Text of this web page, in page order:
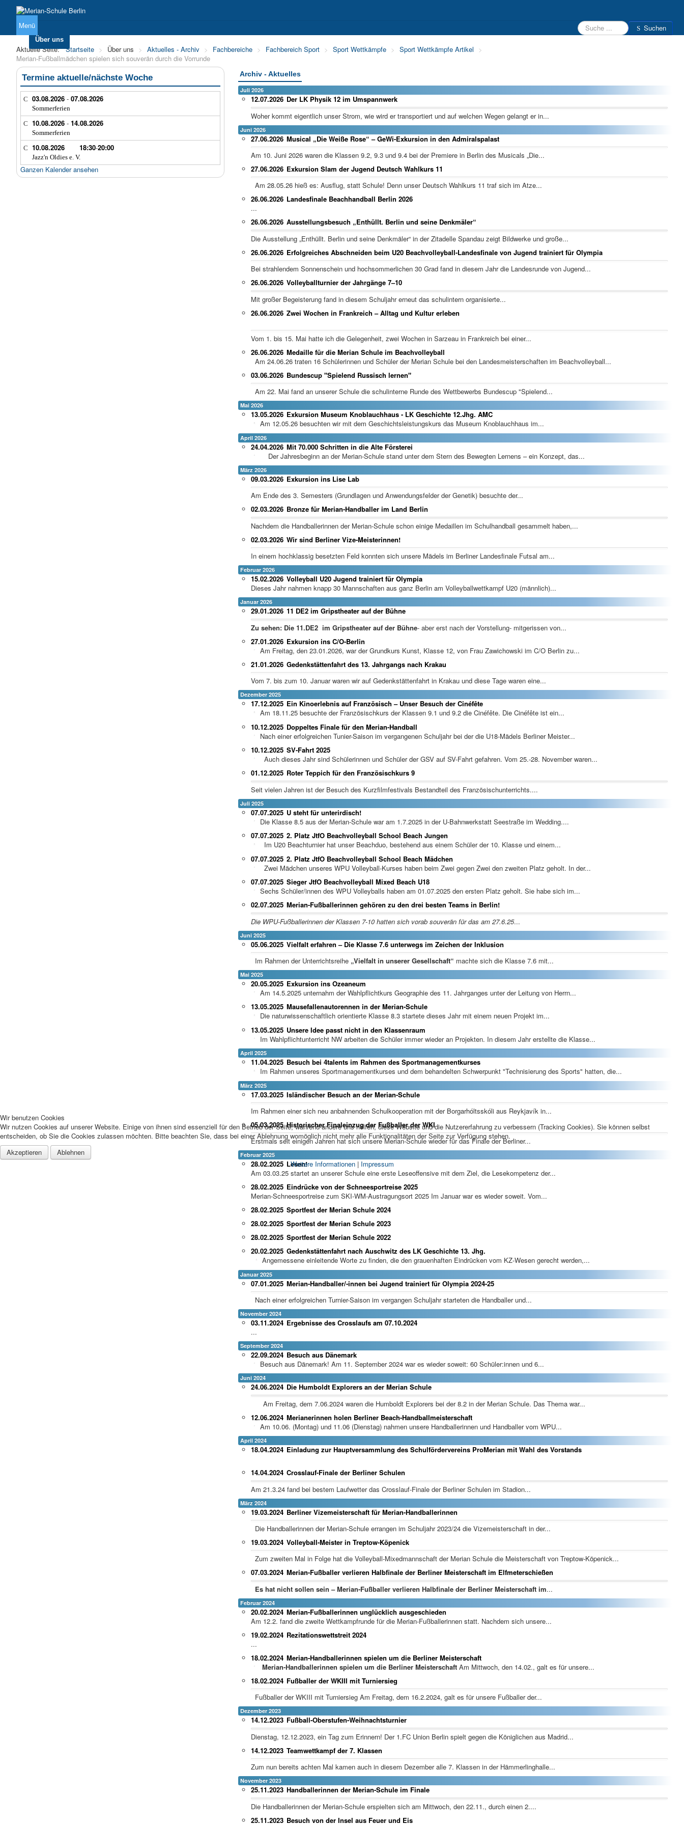
Suchen Suchen
Menü
Über uns
Aktuelle Seite: Startseite > Über uns > Aktuelles - Archiv > Fachbereiche > Fachbereich Sport > Sport Wettkämpfe > Sport Wettkämpfe Artikel
>
Merian-Fußballmädchen spielen sich souverän durch die Vorrunde
Termine aktuelle/nächste Woche
03.08.2026 - 07.08.2026
Sommerferien
10.08.2026 - 14.08.2026
Sommerferien
10.08.2026 18:30-20:00
Jazz'n Oldies e. V.
Ganzen Kalender ansehen
Archiv - Aktuelles
Juli 2026
Der LK Physik 12 im Umspannwerk
12.07.2026
Woher kommt eigentlich unser Strom, wie wird er transportiert und auf welchen Wegen gelangt er in...
Juni 2026
Musical „Die Weiße Rose“ – GeWi-Exkursion in den Admiralspalast
27.06.2026
Am 10. Juni 2026 waren die Klassen 9.2, 9.3 und 9.4 bei der Premiere in Berlin des Musicals „Die...
Exkursion Slam der Jugend Deutsch Wahlkurs 11
27.06.2026
Am 28.05.26 hieß es: Ausflug, statt Schule! Denn unser Deutsch Wahlkurs 11 traf sich im Atze...
Landesfinale Beachhandball Berlin 2026
26.06.2026
...
Ausstellungsbesuch „Enthüllt. Berlin und seine Denkmäler“
26.06.2026
Die Ausstellung „Enthüllt. Berlin und seine Denkmäler“ in der Zitadelle Spandau zeigt Bildwerke und große...
Erfolgreiches Abschneiden beim U20 Beachvolleyball-Landesfinale von Jugend trainiert für Olympia
26.06.2026
Bei strahlendem Sonnenschein und hochsommerlichen 30 Grad fand in diesem Jahr die Landesrunde von Jugend...
Volleyballturnier der Jahrgänge 7–10
26.06.2026
Mit großer Begeisterung fand in diesem Schuljahr erneut das schulintern organisierte...
Zwei Wochen in Frankreich – Alltag und Kultur erleben
26.06.2026
Vom 1. bis 15. Mai hatte ich die Gelegenheit, zwei Wochen in Sarzeau in Frankreich bei einer...
Medaille für die Merian Schule im Beachvolleyball
26.06.2026
Am 24.06.26 traten 16 Schülerinnen und Schüler der Merian Schule bei den Landesmeisterschaften im Beachvolleyball...
Bundescup "Spielend Russisch lernen"
03.06.2026
Am 22. Mai fand an unserer Schule die schulinterne Runde des Wettbewerbs Bundescup "Spielend...
Mai 2026
Exkursion Museum Knoblauchhaus - LK Geschichte 12.Jhg. AMC
13.05.2026
Am 12.05.26 besuchten wir mit dem Geschichtsleistungskurs das Museum Knoblauchhaus im...
April 2026
Mit 70.000 Schritten in die Alte Försterei
24.04.2026
Der Jahresbeginn an der Merian-Schule stand unter dem Stern des Bewegten Lernens – ein Konzept, das...
März 2026
Exkursion ins Lise Lab
09.03.2026
Am Ende des 3. Semesters (Grundlagen und Anwendungsfelder der Genetik) besuchte der...
Bronze für Merian-Handballer im Land Berlin
02.03.2026
Nachdem die Handballerinnen der Merian-Schule schon einige Medaillen im Schulhandball gesammelt haben,...
Wir sind Berliner Vize-Meisterinnen!
02.03.2026
In einem hochklassig besetzten Feld konnten sich unsere Mädels im Berliner Landesfinale Futsal am...
Februar 2026
Volleyball U20 Jugend trainiert für Olympia
15.02.2026
Dieses Jahr nahmen knapp 30 Mannschaften aus ganz Berlin am Volleyballwettkampf U20 (männlich)...
Januar 2026
11 DE2 im Gripstheater auf der Bühne
29.01.2026
Zu sehen: Die 11.DE2 im Gripstheater auf der Bühne- aber erst nach der Vorstellung- mitgerissen von...
Exkursion ins C/O-Berlin
27.01.2026
Am Freitag, den 23.01.2026, war der Grundkurs Kunst, Klasse 12, von Frau Zawichowski im C/O Berlin zu...
Gedenkstättenfahrt des 13. Jahrgangs nach Krakau
21.01.2026
Vom 7. bis zum 10. Januar waren wir auf Gedenkstättenfahrt in Krakau und diese Tage waren eine...
Dezember 2025
Ein Kinoerlebnis auf Französisch – Unser Besuch der Cinéfête
17.12.2025
Am 18.11.25 besuchte der Französischkurs der Klassen 9.1 und 9.2 die Cinéfête. Die Cinéfête ist ein...
Doppeltes Finale für den Merian-Handball
10.12.2025
Nach einer erfolgreichen Tunier-Saison im vergangenen Schuljahr bei der die U18-Mädels Berliner Meister...
SV-Fahrt 2025
10.12.2025
Auch dieses Jahr sind Schülerinnen und Schüler der GSV auf SV-Fahrt gefahren. Vom 25.-28. November waren...
Roter Teppich für den Französischkurs 9
01.12.2025
Seit vielen Jahren ist der Besuch des Kurzfilmfestivals Bestandteil des Französischunterrichts....
Juli 2025
U steht für unterirdisch!
07.07.2025
Die Klasse 8.5 aus der Merian-Schule war am 1.7.2025 in der U-Bahnwerkstatt Seestraße im Wedding....
2. Platz JtfO Beachvolleyball School Beach Jungen
07.07.2025
Im U20 Beachturnier hat unser Beachduo, bestehend aus einem Schüler der 10. Klasse und einem...
2. Platz JtfO Beachvolleyball School Beach Mädchen
07.07.2025
Zwei Mädchen unseres WPU Volleyball-Kurses haben beim Zwei gegen Zwei den zweiten Platz geholt. In der...
Sieger JtfO Beachvolleyball Mixed Beach U18
07.07.2025
Sechs Schüler/innen des WPU Volleyballs haben am 01.07.2025 den ersten Platz geholt. Sie habe sich im...
Merian-Fußballerinnen gehören zu den drei besten Teams in Berlin!
02.07.2025
Die WPU-Fußballerinnen der Klassen 7-10 hatten sich vorab souverän für das am 27.6.25...
Juni 2025
Vielfalt erfahren – Die Klasse 7.6 unterwegs im Zeichen der Inklusion
05.06.2025
Im Rahmen der Unterrichtsreihe „Vielfalt in unserer Gesellschaft“ machte sich die Klasse 7.6 mit...
Mai 2025
Exkursion ins Ozeaneum
20.05.2025
Am 14.5.2025 unternahm der Wahlpflichtkurs Geographie des 11. Jahrganges unter der Leitung von Herrn...
Mausefallenautorennen in der Merian-Schule
13.05.2025
Die naturwissenschaftlich orientierte Klasse 8.3 startete dieses Jahr mit einem neuen Projekt im...
Unsere Idee passt nicht in den Klassenraum
13.05.2025
Im Wahlpflichtunterricht NW arbeiten die Schüler immer wieder an Projekten. In diesem Jahr erstellte die Klasse...
April 2025
Besuch bei 4talents im Rahmen des Sportmanagementkurses
11.04.2025
Im Rahmen unseres Sportmanagementkurses und dem behandelten Schwerpunkt "Technisierung des Sports" hatten, die...
März 2025
Isländischer Besuch an der Merian-Schule
17.03.2025
Im Rahmen einer sich neu anbahnenden Schulkooperation mit der Borgarhóltsskóli aus Reykjavík in...
Historischer Finaleinzug der Fußballer der WKI
05.03.2025
Erstmals seit einigen Jahren hat sich unsere Merian-Schule wieder für das Finale der Berliner...
Februar 2025
Lesen!
28.02.2025
Am 03.03.25 startet an unserer Schule eine erste Leseoffensive mit dem Ziel, die Lesekompetenz der...
Eindrücke von der Schneesportreise 2025
28.02.2025
Merian-Schneesportreise zum SKI-WM-Austragungsort 2025 Im Januar war es wieder soweit. Vom...
Sportfest der Merian Schule 2024
28.02.2025
Sportfest der Merian Schule 2023
28.02.2025
Sportfest der Merian Schule 2022
28.02.2025
Gedenkstättenfahrt nach Auschwitz des LK Geschichte 13. Jhg.
20.02.2025
Angemessene einleitende Worte zu finden, die den grauenhaften Eindrücken vom KZ-Wesen gerecht werden,...
Januar 2025
Merian-Handballer/-innen bei Jugend trainiert für Olympia 2024-25
07.01.2025
Nach einer erfolgreichen Turnier-Saison im vergangen Schuljahr starteten die Handballer und...
November 2024
Ergebnisse des Crosslaufs am 07.10.2024
03.11.2024
...
September 2024
Besuch aus Dänemark
22.09.2024
Besuch aus Dänemark! Am 11. September 2024 war es wieder soweit: 60 Schüler:innen und 6...
Juni 2024
Die Humboldt Explorers an der Merian Schule
24.06.2024
Am Freitag, dem 7.06.2024 waren die Humboldt Explorers bei der 8.2 in der Merian Schule. Das Thema war...
Merianerinnen holen Berliner Beach-Handballmeisterschaft
12.06.2024
Am 10.06. (Montag) und 11.06 (Dienstag) nahmen unsere Handballerinnen und Handballer vom WPU...
April 2024
Einladung zur Hauptversammlung des Schulfördervereins ProMerian mit Wahl des Vorstands
18.04.2024
Crosslauf-Finale der Berliner Schulen
14.04.2024
Am 21.3.24 fand bei bestem Laufwetter das Crosslauf-Finale der Berliner Schulen im Stadion...
März 2024
Berliner Vizemeisterschaft für Merian-Handballerinnen
19.03.2024
Die Handballerinnen der Merian-Schule errangen im Schuljahr 2023/24 die Vizemeisterschaft in der...
Volleyball-Meister in Treptow-Köpenick
19.03.2024
Zum zweiten Mal in Folge hat die Volleyball-Mixedmannschaft der Merian Schule die Meisterschaft von Treptow-Köpenick...
Merian-Fußballer verlieren Halbfinale der Berliner Meisterschaft im Elfmeterschießen
07.03.2024
Es hat nicht sollen sein – Merian-Fußballer verlieren Halbfinale der Berliner Meisterschaft im...
Februar 2024
Merian-Fußballerinnen unglücklich ausgeschieden
20.02.2024
Am 12.2. fand die zweite Wettkampfrunde für die Merian-Fußballerinnen statt. Nachdem sich unsere...
Rezitationswettstreit 2024
19.02.2024
...
Merian-Handballerinnen spielen um die Berliner Meisterschaft
18.02.2024
Merian-Handballerinnen spielen um die Berliner Meisterschaft Am Mittwoch, den 14.02., galt es für unsere...
Fußballer der WKIII mit Turniersieg
18.02.2024
Fußballer der WKIII mit Turniersieg Am Freitag, dem 16.2.2024, galt es für unsere Fußballer der...
Dezember 2023
Fußball-Oberstufen-Weihnachtsturnier
14.12.2023
Dienstag, 12.12.2023, ein Tag zum Erinnern! Der 1.FC Union Berlin spielt gegen die Königlichen aus Madrid...
Teamwettkampf der 7. Klassen
14.12.2023
Zum nun bereits achten Mal kamen auch in diesem Dezember alle 7. Klassen in der Hämmerlinghalle...
November 2023
Handballerinnen der Merian-Schule im Finale
25.11.2023
Die Handballerinnen der Merian-Schule erspielten sich am Mittwoch, den 22.11., durch einen 2....
Besuch von der Insel aus Feuer und Eis
25.11.2023
Wir benutzen Cookies
Wir nutzen Cookies auf unserer Website. Einige von ihnen sind essenziell für den Betrieb der Seite, während andere uns helfen, diese Website und die Nutzererfahrung zu verbessern (Tracking Cookies). Sie können selbst
entscheiden, ob Sie die Cookies zulassen möchten. Bitte beachten Sie, dass bei einer Ablehnung womöglich nicht mehr alle Funktionalitäten der Seite zur Verfügung stehen.
Akzeptieren
Ablehnen
Weitere Informationen| Impressum